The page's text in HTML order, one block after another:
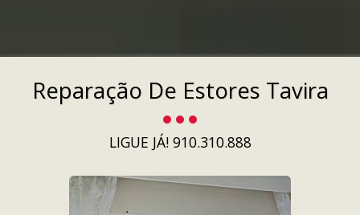
Reparação De Estores Tavira
LIGUE JÁ! 910.310.888